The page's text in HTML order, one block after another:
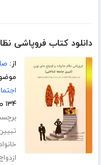
دانلود کتاب فروپاشی
از:
۱۳۴ صفحه